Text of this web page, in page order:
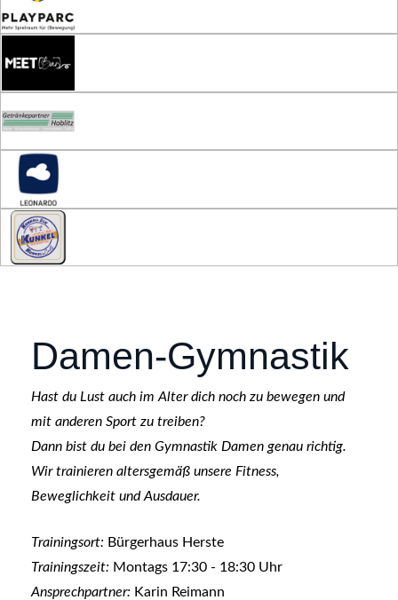
Damen-Gymnastik
Hast du Lust auch im Alter dich noch zu bewegen und
mit anderen Sport zu treiben?
Dann bist du bei den Gymnastik Damen genau richtig.
Wir trainieren altersgemäß unsere Fitness,
Beweglichkeit und Ausdauer.
Trainingsort: Bürgerhaus Herste
Trainingszeit: Montags 17:30 - 18:30 Uhr
Ansprechpartner: Karin Reimann